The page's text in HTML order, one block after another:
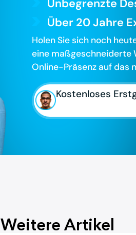
Unbegrenzte
Über 20 Jahre
Holen Sie sich noch
eine maßgeschneiderte
Online-Präsenz auf das
Kostenloses
Weitere Artikel